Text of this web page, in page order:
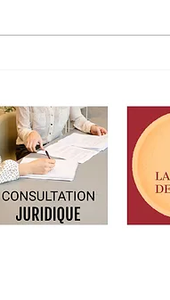
10 juin